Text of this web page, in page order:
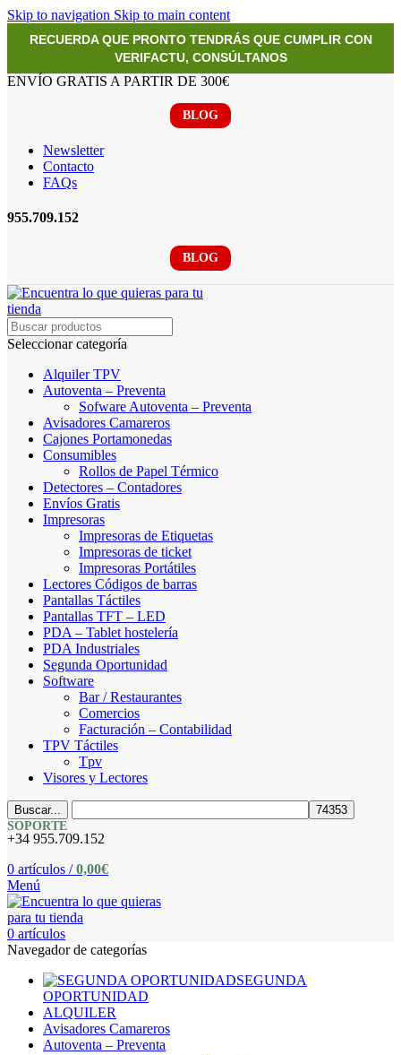
Skip to navigation Skip to main content
RECUERDA QUE PRONTO TENDRÁS QUE CUMPLIR CON
VERIFACTU, CONSÚLTANOS
ENVÍO GRATIS A PARTIR DE 300€
BLOG
Newsletter
Contacto
FAQs
955.709.152
BLOG
Seleccionar categoría
Alquiler TPV
Autoventa – Preventa
Sofware Autoventa – Preventa
Avisadores Camareros
Cajones Portamonedas
Consumibles
Rollos de Papel Térmico
Detectores – Contadores
Envíos Gratis
Impresoras
Impresoras de Etiquetas
Impresoras de ticket
Impresoras Portátiles
Lectores Códigos de barras
Pantallas Táctiles
Pantallas TFT – LED
PDA – Tablet hostelería
PDA Industriales
Segunda Oportunidad
Software
Bar / Restaurantes
Comercios
Facturación – Contabilidad
TPV Táctiles
Tpv
Visores y Lectores
Buscar...
SOPORTE
+34 955.709.152
0 artículos / 0,00€
Menú
0 artículos
Navegador de categorías
SEGUNDA
OPORTUNIDAD
ALQUILER
Avisadores Camareros
Autoventa – Preventa